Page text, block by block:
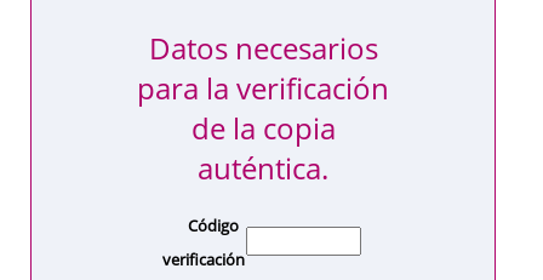
Datos necesarios
para la verificación
de la copia
auténtica.
Código
verificación